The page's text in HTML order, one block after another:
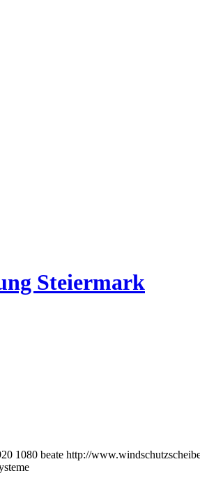
Steiermark
1080 beate http://